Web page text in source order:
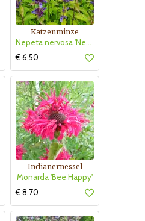
Katzenminze
Nepeta nervosa 'Neptun'
€ 6,50
Indianernessel
Monarda 'Bee Happy'
€ 8,70